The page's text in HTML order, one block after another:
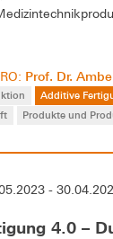
Prof. Dr.
Additive
Produkte und
-
4.0 –